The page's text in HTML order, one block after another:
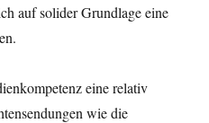
auf solider Grundlage eine
eine relativ
wie die